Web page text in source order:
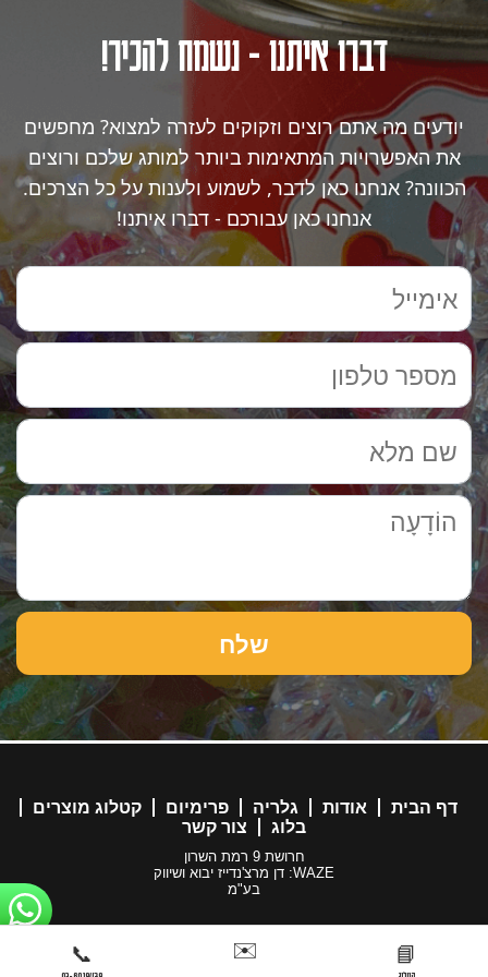
דברו איתנו - נשמח להכיר!
יודעים מה אתם רוצים וזקוקים לעזרה למצוא? מחפשים
את האפשרויות המתאימות ביותר למותג שלכם ורוצים
הכוונה? אנחנו כאן לדבר, לשמוע ולענות על כל הצרכים.
אנחנו כאן עבורכם - דברו איתנו!
דף הבית אודות גלריה פרימיום
קטלוג מוצרים
בלוג
צור קשר
חרושת 9 רמת השרון
WAZE: דן מרצ'נדייז יבוא ושיווק
בע"מ
📘
✉️
📞